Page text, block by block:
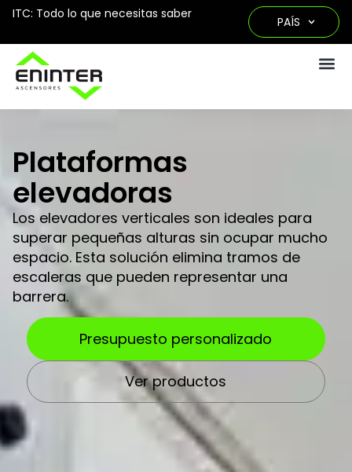
ITC: Todo lo que necesitas saber
PAÍS
Plataformas
elevadoras
Los elevadores verticales son ideales para
superar pequeñas alturas sin ocupar mucho
espacio. Esta solución elimina tramos de
escaleras que pueden representar una
barrera.
Presupuesto personalizado
Ver productos